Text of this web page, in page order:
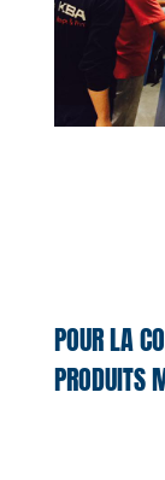
POUR LA
PRODUITS